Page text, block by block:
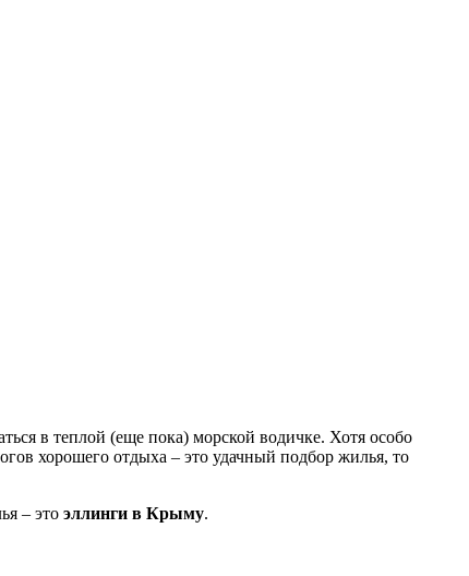
в теплой (еще пока) морской водичке. Хотя особо
хорошего отдыха – это удачный подбор жилья, то
– это эллинги в Крыму.